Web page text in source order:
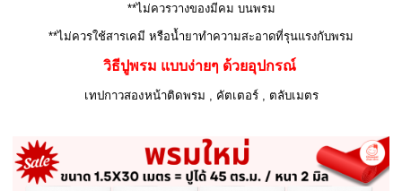
**ไม่ควรวางของมีคม บนพรม
**ไม่ควรใช้สารเคมี หรือน้ำยาทำความสะอาดที่รุนแรงกับพรม
วิธีปูพรม แบบง่ายๆ ด้วยอุปกรณ์
เทปกาวสองหน้าติดพรม , คัตเตอร์ , ตลับเมตร